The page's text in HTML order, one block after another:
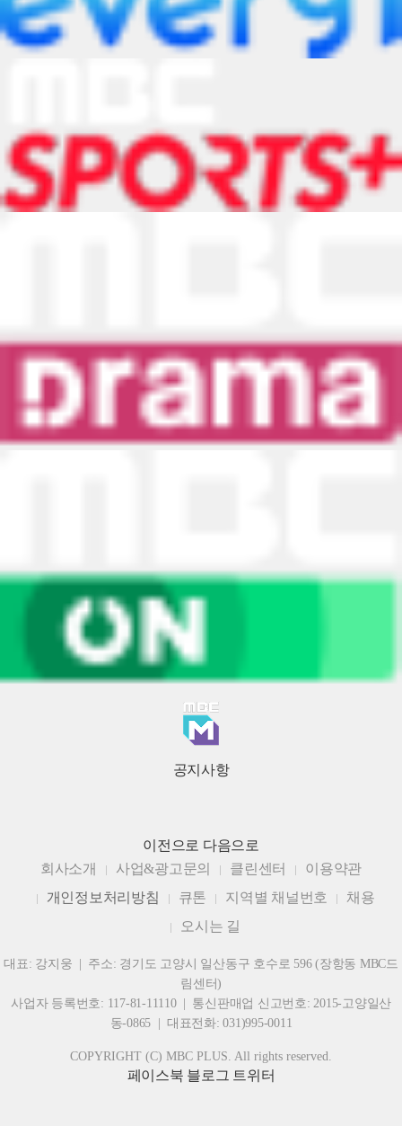
공지사항
이전으로 다음으로
회사소개
사업&광고문의 클린센터
이용약관
개인정보처리방침
큐톤 지역별 채널번호
채용
오시는 길
대표: 강지웅 | 주소: 경기도 고양시 일산동구 호수로 596 (장항동 MBC드
림센터)
사업자 등록번호: 117-81-11110 | 통신판매업 신고번호: 2015-고양일산
동-0865 | 대표전화: 031)995-0011
COPYRIGHT (C) MBC PLUS. All rights reserved.
페이스북 블로그 트위터